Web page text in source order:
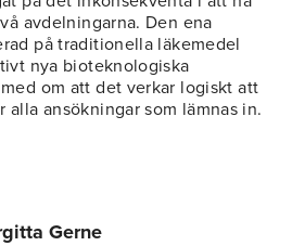
avdelningarna. Den ena
på traditionella läkemedel
nya bioteknologiska
om att det verkar logiskt att
alla ansökningar som lämnas in.
Gerne